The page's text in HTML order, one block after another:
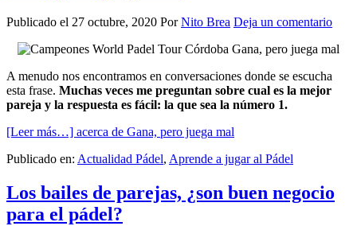
Publicado el 27 octubre, 2020 PorNito Brea Deja un comentario
A menudo nos encontramos en conversaciones donde se escucha
esta frase. Muchas veces me preguntan sobre cual es la mejor
pareja y la respuesta es fácil: la que sea la número 1.
[Leer más…] acerca de Gana, pero juega mal
Publicado en: Actualidad Pádel, Aprende a jugar al Pádel
Los bailes de parejas, ¿son buen negocio
para el pádel?